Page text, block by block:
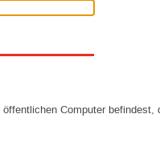
Computer